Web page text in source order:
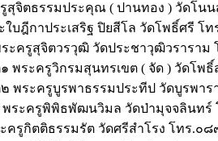
รูสุจิตธรรมประคุณ ( ปานทอง ) วัดโ
ใบฎีกาประเสริฐ ปิยสีโล วัดโพธิ์ศรี
ระครูสุจิตวรวุฒิ วัดประชาวุฒิวรารา
๑ พระครูวิกรมสุนทรเขต ( จัด ) วัดโ
๒ พระครูบูรพาธรรมประทีป วัดบูรพ
พระครูพิพิธพัฒนวิมล วัดป่ามุจจลินท
ะครูกิตติธรรมรัต วัดศรีสำโรง โทร.